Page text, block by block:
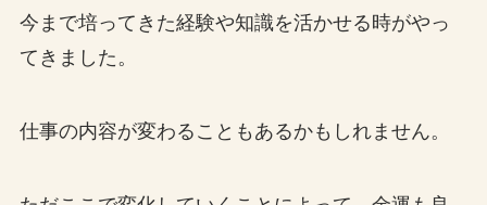
今まで培ってきた経験や知識を活かせる時がやっ
てきました。
仕事の内容が変わることもあるかもしれません。